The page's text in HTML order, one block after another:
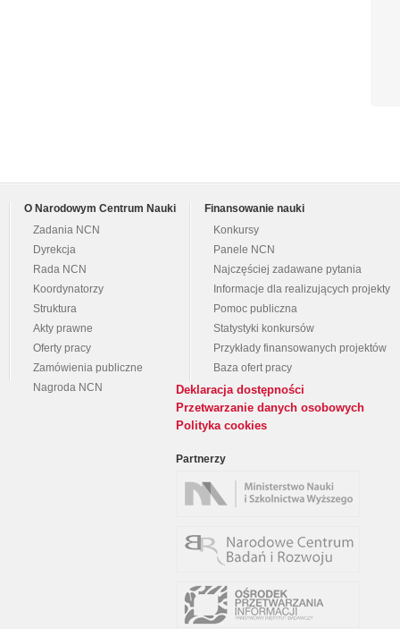
O Narodowym Centrum Nauki
Zadania NCN
Dyrekcja
Rada NCN
Koordynatorzy
Struktura
Akty prawne
Oferty pracy
Zamówienia publiczne
Nagroda NCN
Finansowanie nauki
Konkursy
Panele NCN
Najczęściej zadawane pytania
Informacje dla realizujących projekty
Pomoc publiczna
Statystyki konkursów
Przykłady finansowanych projektów
Baza ofert pracy
Deklaracja dostępności
Przetwarzanie danych osobowych
Polityka cookies
Partnerzy